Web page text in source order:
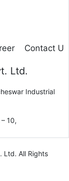
Contact Us
Ltd.
Industrial
10,
Ltd. All Rights